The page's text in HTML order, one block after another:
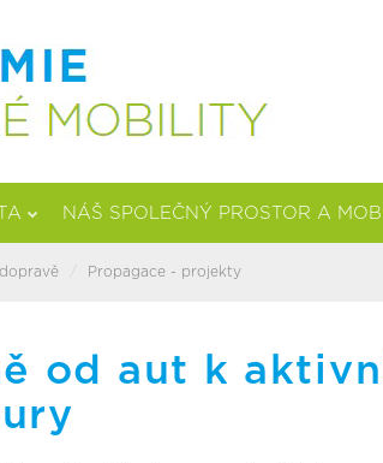
NÁŠ SPOLEČNÝ PROSTOR A
Propagace - projekty
od aut k